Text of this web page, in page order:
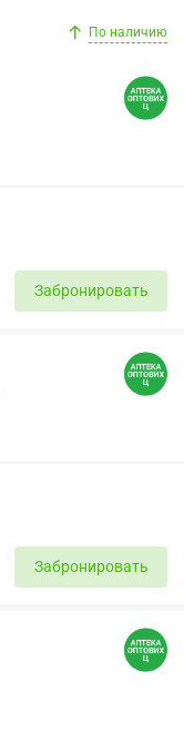
По наличию
Забронировать
Забронировать